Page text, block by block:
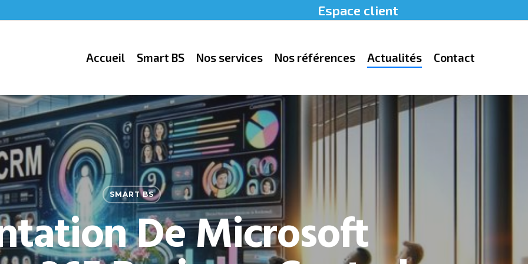
Espace client
Accueil Smart BS Nos services Nos références Actualités Contact
SMART BS
De Microsoft